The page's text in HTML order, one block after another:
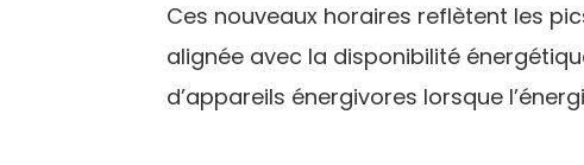
Ces nouveaux horaires reflètent les
alignée avec la disponibilité
d’appareils énergivores lorsque